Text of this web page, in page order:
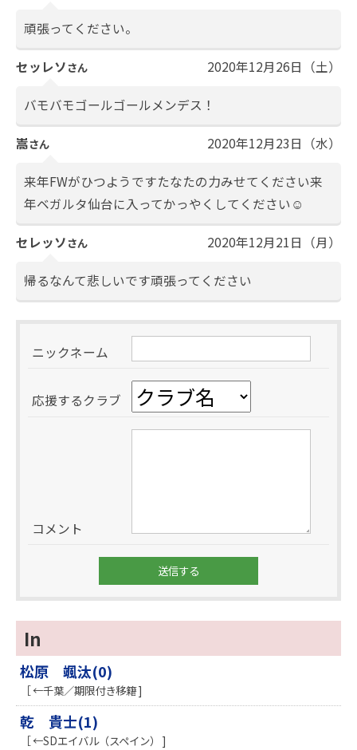
頑張ってください。
セッレソ さん 2020年12月26日（土）
バモバモゴールゴールメンデス！
嵩さん 2020年12月23日（水）
来年FWがひつようですたなたの力みせてください来
年ベガルタ仙台に入ってかっやくしてください☺️
セレッソ さん 2020年12月21日（月）
帰るなんて悲しいです頑張ってください
ニックネーム
応援するクラブ
コメント
In
松原 颯汰(0)
［ ←千葉／期限付き移籍 ]
乾 貴士(1)
［ ←SDエイバル（スペイン） ]